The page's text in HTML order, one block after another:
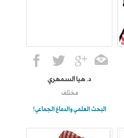
د. هيا السمهري
مختلف
البحث العلمي والدماغ الجماعي!